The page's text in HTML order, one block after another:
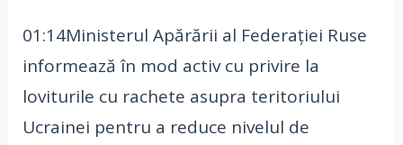
01:14Ministerul Apărării al Federației Ruse
informează în mod activ cu privire la
loviturile cu rachete asupra teritoriului
Ucrainei pentru a reduce nivelul de